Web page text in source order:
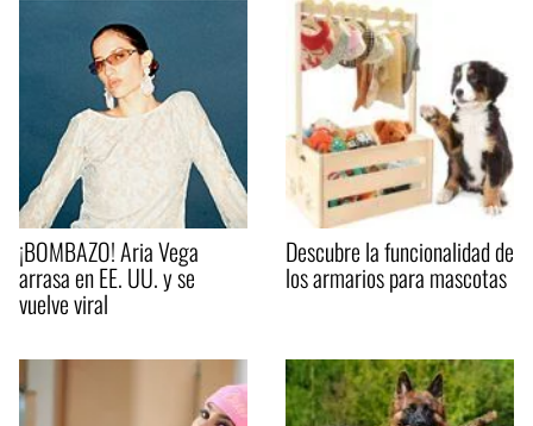
¡BOMBAZO! Aria Vega
arrasa en EE. UU. y se
vuelve viral
Descubre la funcionalidad de
los armarios para mascotas